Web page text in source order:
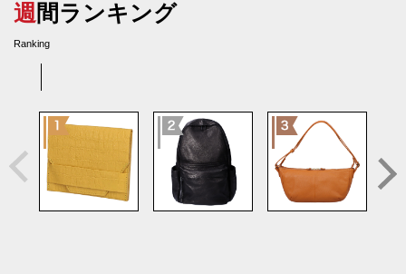
週間ランキング
Ranking